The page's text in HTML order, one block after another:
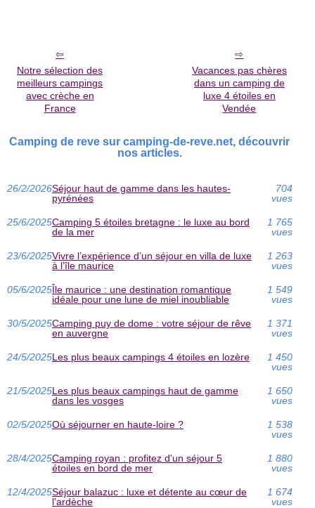
Notre sélection des
meilleurs campings
avec crèche en
France
Vacances pas chères
dans un camping de
luxe 4 étoiles en
Vendée
Camping de reve sur camping-de-reve.net, découvrir
nos articles.
26/2/2026Séjour haut de gamme dans les hautes-
pyrénées
704
vues
25/6/2025Camping 5 étoiles bretagne : le luxe au bord
de la mer
1 765
vues
23/6/2025Vivre l’expérience d’un séjour en villa de luxe
à l’île maurice
1 263
vues
05/6/2025Île maurice : une destination romantique
idéale pour une lune de miel inoubliable
1 549
vues
30/5/2025Camping puy de dome : votre séjour de rêve
en auvergne
1 371
vues
24/5/2025Les plus beaux campings 4 étoiles en lozère
1 450
vues
21/5/2025Les plus beaux campings haut de gamme
dans les vosges
1 650
vues
02/5/2025Où séjourner en haute-loire ?
1 538
vues
28/4/2025Camping royan : profitez d'un séjour 5
étoiles en bord de mer
1 880
vues
12/4/2025Séjour balazuc : luxe et détente au cœur de
l'ardèche
1 674
vues